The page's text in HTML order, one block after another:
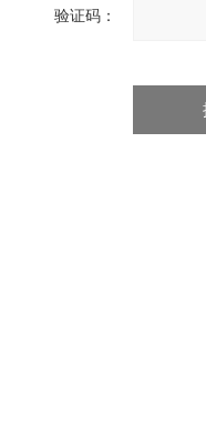
验证码：